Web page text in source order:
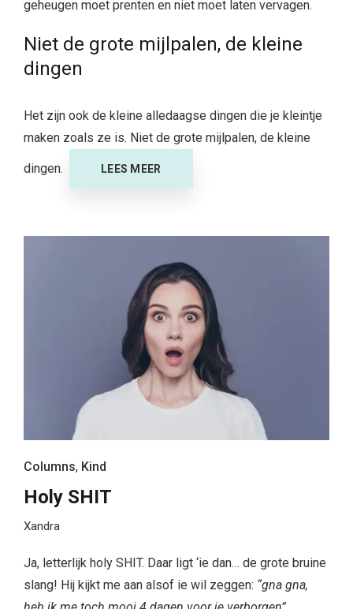
geheugen moet prenten en niet moet laten vervagen.
Niet de grote mijlpalen, de kleine
dingen
Het zijn ook de kleine alledaagse dingen die je kleintje
maken zoals ze is. Niet de grote mijlpalen, de kleine
dingen. LEES MEER
Columns, Kind
Holy SHIT
Xandra
Ja, letterlijk holy SHIT. Daar ligt ‘ie dan… de grote bruine
slang! Hij kijkt me aan alsof ie wil zeggen: “gna gna,